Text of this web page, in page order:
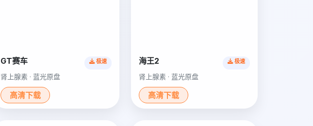
GT赛车 极速
肾上腺素 · 蓝光原盘
高清下载
海王2 极速
肾上腺素 · 蓝光原盘
高清下载